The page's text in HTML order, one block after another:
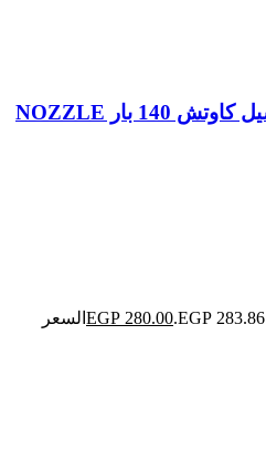
نوزل بشبوري مسدس غسيل كاوتش 140 بار NOZZLE
EGP 280.00
السعر